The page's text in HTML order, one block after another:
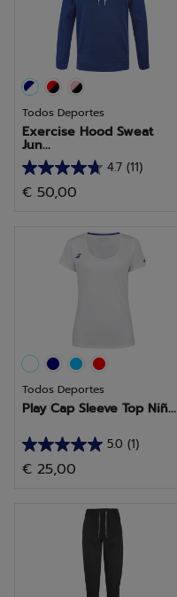
reseña
Todos Deportes
Exercise Hood Sweat
Jun...
4.7 (11)
4.7
de
estrellas.
€ 50,00
Todos Deportes
Play Cap Sleeve Top Niñ...
5.0 (1)
5.0
de
€ 25,00